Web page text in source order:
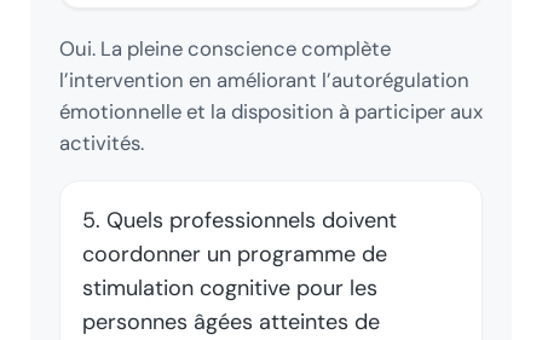
Oui. La pleine conscience complète
l’intervention en améliorant l’autorégulation
émotionnelle et la disposition à participer aux
activités.
5. Quels professionnels doivent
coordonner un programme de
stimulation cognitive pour les
personnes âgées atteintes de